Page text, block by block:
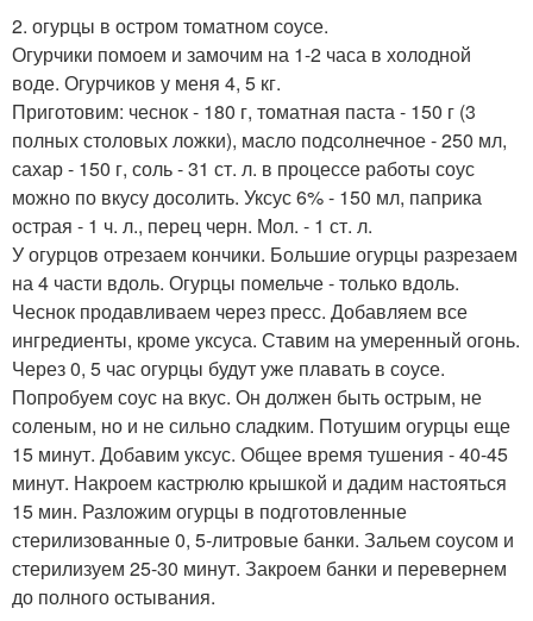
2. огурцы в остром томатном соусе.
Огурчики помоем и замочим на 1-2 часа в холодной
воде. Огурчиков у меня 4, 5 кг.
Приготовим: чеснок - 180 г, томатная паста - 150 г (3
полных столовых ложки), масло подсолнечное - 250 мл,
сахар - 150 г, соль - 31 ст. л. в процессе работы соус
можно по вкусу досолить. Уксус 6% - 150 мл, паприка
острая - 1 ч. л., перец черн. Мол. - 1 ст. л.
У огурцов отрезаем кончики. Большие огурцы разрезаем
на 4 части вдоль. Огурцы помельче - только вдоль.
Чеснок продавливаем через пресс. Добавляем все
ингредиенты, кроме уксуса. Ставим на умеренный огонь.
Через 0, 5 час огурцы будут уже плавать в соусе.
Попробуем соус на вкус. Он должен быть острым, не
соленым, но и не сильно сладким. Потушим огурцы еще
15 минут. Добавим уксус. Общее время тушения - 40-45
минут. Накроем кастрюлю крышкой и дадим настояться
15 мин. Разложим огурцы в подготовленные
стерилизованные 0, 5-литровые банки. Зальем соусом и
стерилизуем 25-30 минут. Закроем банки и перевернем
до полного остывания.